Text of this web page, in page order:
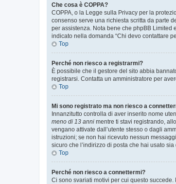
Che cosa è COPPA?
COPPA, o la Legge sulla Privacy per la
consenso serve una richiesta scritta da parte
per assistenza. Nota bene che phpBB
indicato nella domanda “Chi devo contattare
Top
Perché non riesco a registrarmi?
È possibile che il gestore del sito abbia
registrarsi. Contatta un amministratore per
Top
Mi sono registrato ma non riesco a
Innanzitutto controlla di aver inserito nome
meno di 13 anni mentre ti stavi registrando,
vengano attivate dall’utente stesso o dagli
istruzioni; se non hai ricevuto nessun
sicuro che l’indirizzo di posta che hai usato
Top
Perché non riesco a connettermi?
Ci sono svariati motivi per cui questo